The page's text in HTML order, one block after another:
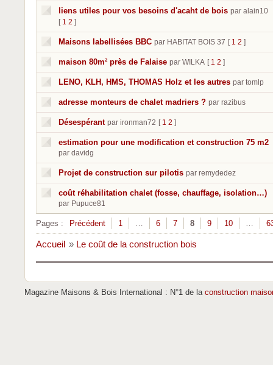
liens utiles pour vos besoins d'acaht de bois par alain10
[ 1 2 ]
Maisons labellisées BBC par HABITAT BOIS 37 [ 1 2 ]
maison 80m² près de Falaise par WILKA [ 1 2 ]
LENO, KLH, HMS, THOMAS Holz et les autres par tomlp
adresse monteurs de chalet madriers ? par razibus
Désespérant par ironman72 [ 1 2 ]
estimation pour une modification et construction 75 m2
par davidg
Projet de construction sur pilotis par remydedez
coût réhabilitation chalet (fosse, chauffage, isolation…)
par Pupuce81
Pages : Précédent 1 … 6 7 8 9 10 …
Accueil » Le coût de la construction bois
Magazine Maisons & Bois International : N°1 de la construction